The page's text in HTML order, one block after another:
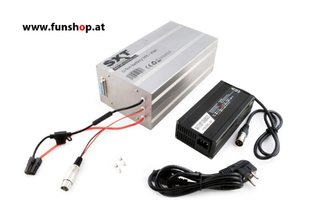
Zum Onlineshop in der Web Version